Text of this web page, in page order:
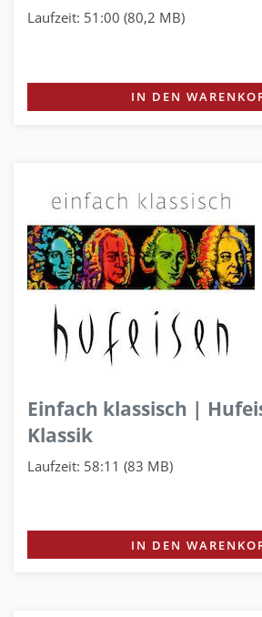
Laufzeit: 51:00 (80,2 MB)
IN DEN
Einfach klassisch |
Klassik
Laufzeit: 58:11 (83 MB)
IN DEN